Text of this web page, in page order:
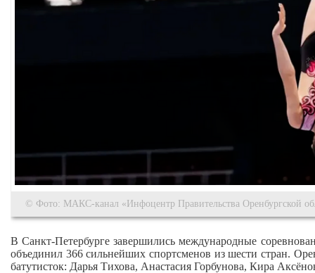
© Фото: МАКС-канал «Инфоцентр Правительства Оренбургской
В Санкт‑Петербурге завершились международные
объединил 366 сильнейших спортсменов из шести стран.
батутисток: Дарья Тихова, Анастасия Горбунова, Кира